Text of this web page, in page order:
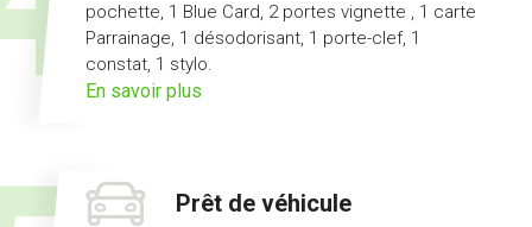
pochette, 1 Blue Card, 2 portes vignette , 1 carte
Parrainage, 1 désodorisant, 1 porte-clef, 1
constat, 1 stylo.
En savoir plus
offert
Prêt de véhicule